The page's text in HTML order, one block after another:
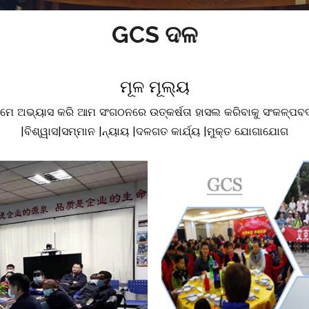
GCS ଦଳ
ମୂଳ ମୂଲ୍ୟ
ଅଭ୍ୟାସ କରି ଆମ ସଂଗଠନରେ ଉତ୍କର୍ଷତା ହାସଲ କରିବାକୁ
|ବିଶ୍ୱାସ|ସମ୍ମାନ |ନ୍ୟାୟ |ଦଳଗତ କାର୍ଯ୍ୟ |ମୁକ୍ତ ଯୋଗାଯୋଗ